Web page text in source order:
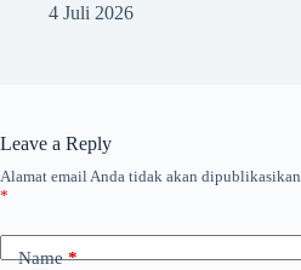
4 Juli 2026
Leave a Reply
Alamat email Anda tidak akan dipublikasikan.
*
Name*